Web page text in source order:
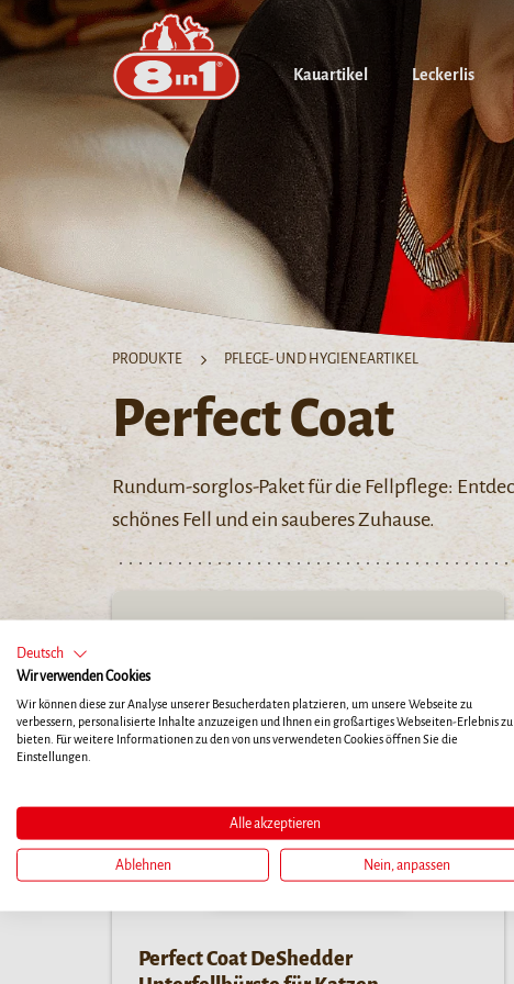
Kauartikel Leckerlis
PRODUKTE PFLEGE- UND HYGIENEARTIKEL
Perfect Coat
Rundum-sorglos-Paket für die Fellpflege:
schönes Fell und ein sauberes Zuhause.
Perfect Coat DeShedder
Deutsch
Wir verwenden Cookies
Wir können diese zur Analyse unserer Besucherdaten platzieren, um unsere Webseite zu
verbessern, personalisierte Inhalte anzuzeigen und Ihnen ein großartiges Webseiten-Erlebnis zu
bieten. Für weitere Informationen zu den von uns verwendeten Cookies öffnen Sie die
Einstellungen.
Alle akzeptieren
Ablehnen Nein, anpassen